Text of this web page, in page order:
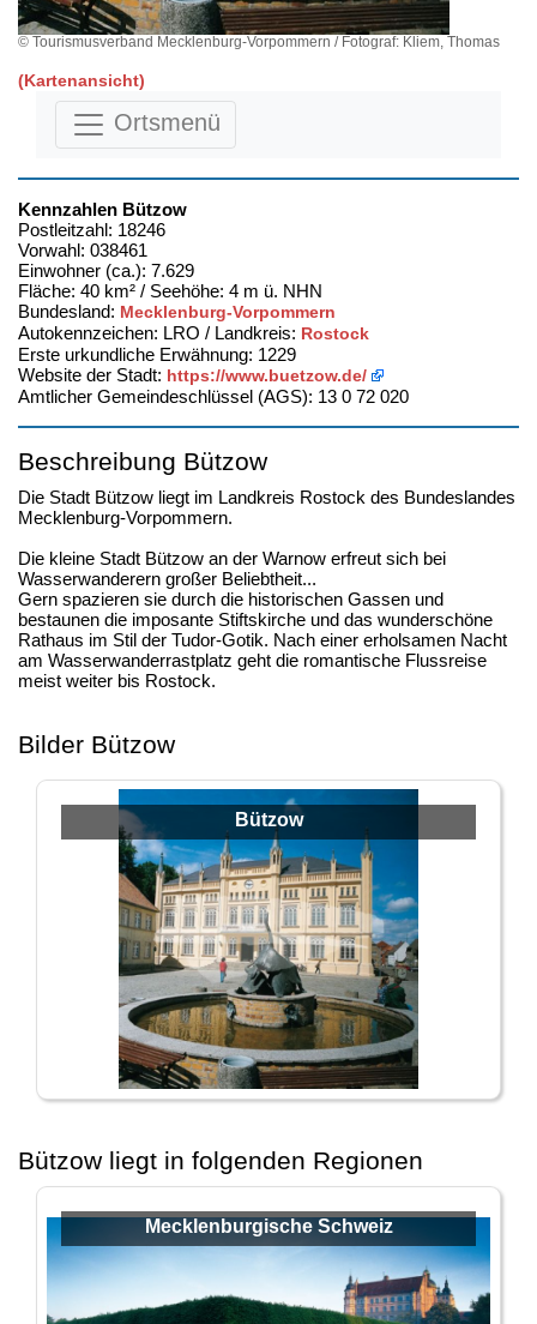
© Tourismusverband Mecklenburg-Vorpommern / Fotograf: Kliem, Thomas
(Kartenansicht)
Ortsmenü
Kennzahlen Bützow
Postleitzahl: 18246
Vorwahl: 038461
Einwohner (ca.): 7.629
Fläche: 40 km² / Seehöhe: 4 m ü. NHN
Bundesland: Mecklenburg-Vorpommern
Autokennzeichen: LRO / Landkreis: Rostock
Erste urkundliche Erwähnung: 1229
Website der Stadt: https://www.buetzow.de/
Amtlicher Gemeindeschlüssel (AGS): 13 0 72 020
Beschreibung Bützow
Die Stadt Bützow liegt im Landkreis Rostock des Bundeslandes
Mecklenburg-Vorpommern.
Die kleine Stadt Bützow an der Warnow erfreut sich bei
Wasserwanderern großer Beliebtheit...
Gern spazieren sie durch die historischen Gassen und
bestaunen die imposante Stiftskirche und das wunderschöne
Rathaus im Stil der Tudor-Gotik. Nach einer erholsamen Nacht
am Wasserwanderrastplatz geht die romantische Flussreise
meist weiter bis Rostock.
Bilder Bützow
Bützow
Bützow liegt in folgenden Regionen
Mecklenburgische Schweiz